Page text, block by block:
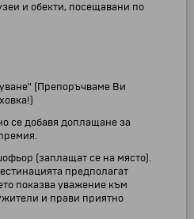
и обекти, посещавани по
(Препоръчваме Ви
се добавя доплащане за
(заплащат се на място).
предполагат
показва уважение към
и прави приятно